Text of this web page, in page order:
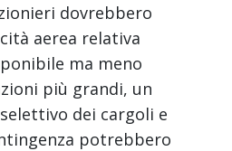
dovrebbero
aerea relativa
ma meno
più grandi, un
dei cargoli e
potrebbero